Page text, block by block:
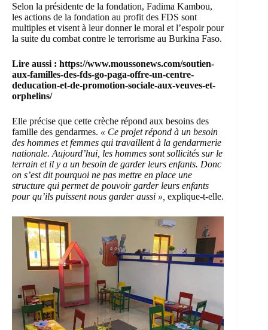
Selon la présidente de la fondation, Fadima Kambou,
les actions de la fondation au profit des FDS sont
multiples et visent à leur donner le moral et l’espoir pour
la suite du combat contre le terrorisme au Burkina Faso.
Lire aussi : https://www.moussonews.com/soutien-
aux-familles-des-fds-go-paga-offre-un-centre-
deducation-et-de-promotion-sociale-aux-veuves-et-
orphelins/
Elle précise que cette crèche répond aux besoins des
famille des gendarmes. « Ce projet répond à un besoin
des hommes et femmes qui travaillent à la gendarmerie
nationale. Aujourd’hui, les hommes sont sollicités sur le
terrain et il y a un besoin de garder leurs enfants. Donc
on s’est dit pourquoi ne pas mettre en place une
structure qui permet de pouvoir garder leurs enfants
pour qu’ils puissent nous garder aussi », explique-t-elle.